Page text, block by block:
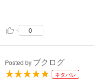
0
Posted by ブクログ
ネタバレ